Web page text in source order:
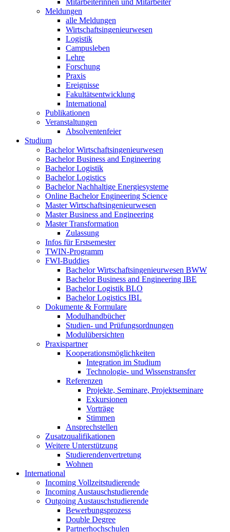
Mitarbeiterinnen und Mitarbeiter
Meldungen
alle Meldungen
Wirtschaftsingenieurwesen
Logistik
Campusleben
Lehre
Forschung
Praxis
Ereignisse
Fakultätsentwicklung
International
Publikationen
Veranstaltungen
Absolventenfeier
Studium
Bachelor Wirtschaftsingenieurwesen
Bachelor Business and Engineering
Bachelor Logistik
Bachelor Logistics
Bachelor Nachhaltige Energiesysteme
Online Bachelor Engineering Science
Master Wirtschaftsingenieurwesen
Master Business and Engineering
Master Transformation
Zulassung
Infos für Erstsemester
TWIN-Programm
FWI-Buddies
Bachelor Wirtschaftsingenieurwesen BWW
Bachelor Business and Engineering IBE
Bachelor Logistik BLO
Bachelor Logistics IBL
Dokumente & Formulare
Modulhandbücher
Studien- und Prüfungsordnungen
Modulübersichten
Praxispartner
Kooperationsmöglichkeiten
Integration im Studium
Technologie- und Wissenstransfer
Referenzen
Projekte, Seminare, Projektseminare
Exkursionen
Vorträge
Stimmen
Ansprechstellen
Zusatzqualifikationen
Weitere Unterstützung
Studierendenvertretung
Wohnen
International
Incoming Vollzeitstudierende
Incoming Austauschstudierende
Outgoing Austauschstudierende
Bewerbungsprozess
Double Degree
Partnerhochschulen